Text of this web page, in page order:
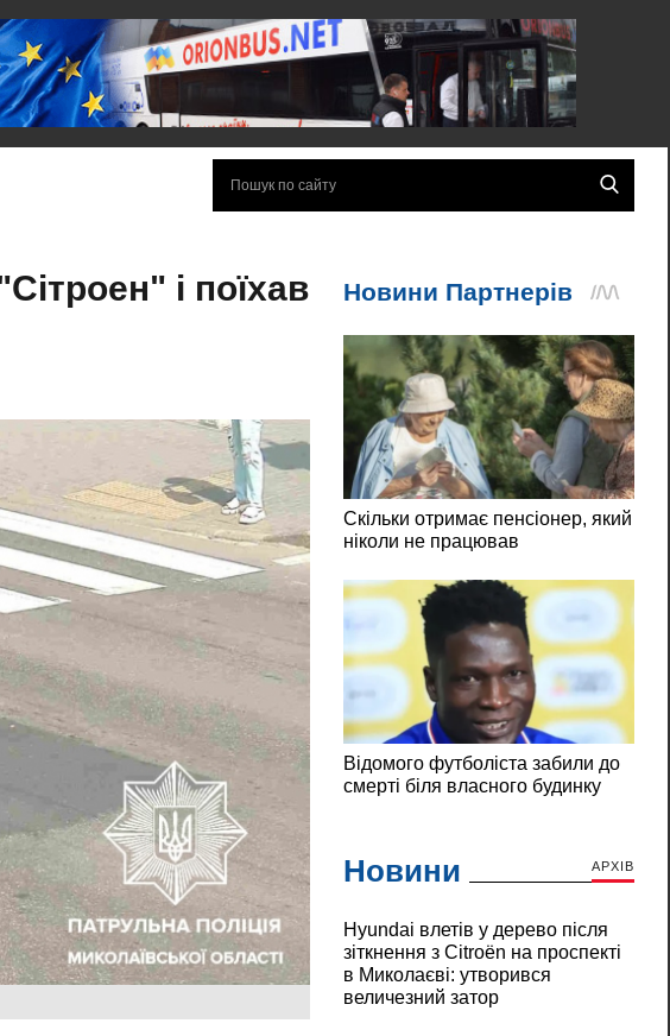
і поїхав
Новини АРХІВ
Hyundai влетів у дерево після
зіткнення з Citroën на проспекті
в Миколаєві: утворився
величезний затор